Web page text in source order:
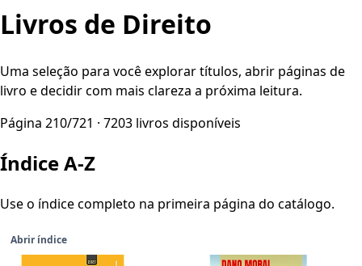
Livros de Direito
Uma seleção para você explorar títulos, abrir páginas de
livro e decidir com mais clareza a próxima leitura.
Página 210/721 · 7203 livros disponíveis
Índice A-Z
Use o índice completo na primeira página do catálogo.
Abrir índice